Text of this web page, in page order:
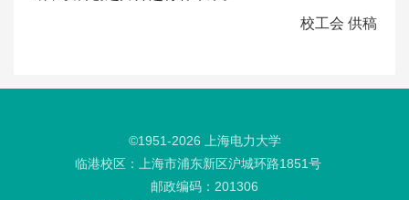
校工会 供稿
©1951-2026 上海电力大学
临港校区：上海市浦东新区沪城环路1851号
邮政编码：201306